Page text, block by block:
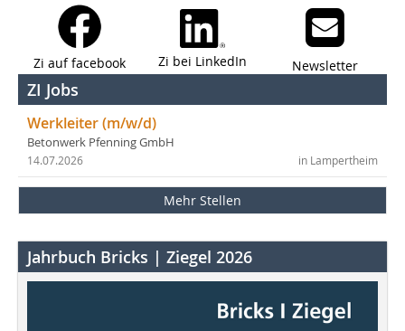
Zi auf facebook Zi bei LinkedIn Newsletter
ZI Jobs
Werkleiter (m/w/d)
Betonwerk Pfenning GmbH
in Lampertheim
14.07.2026
Mehr Stellen
Jahrbuch Bricks | Ziegel 2026